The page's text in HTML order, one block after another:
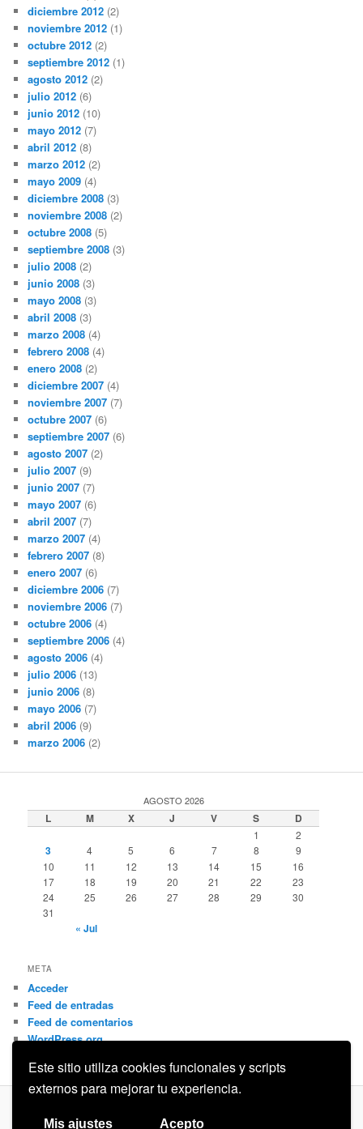
Este sitio utiliza cookies funcionales y scripts
externos para mejorar tu experiencia.
Mis ajustes Acepto
diciembre 2012 (2)
noviembre 2012 (1)
octubre 2012 (2)
septiembre 2012 (1)
agosto 2012 (2)
julio 2012 (6)
junio 2012 (10)
mayo 2012 (7)
abril 2012 (8)
marzo 2012 (2)
mayo 2009 (4)
diciembre 2008 (3)
noviembre 2008 (2)
octubre 2008 (5)
septiembre 2008 (3)
julio 2008 (2)
junio 2008 (3)
mayo 2008 (3)
abril 2008 (3)
marzo 2008 (4)
febrero 2008 (4)
enero 2008 (2)
diciembre 2007 (4)
noviembre 2007 (7)
octubre 2007 (6)
septiembre 2007 (6)
agosto 2007 (2)
julio 2007 (9)
junio 2007 (7)
mayo 2007 (6)
abril 2007 (7)
marzo 2007 (4)
febrero 2007 (8)
enero 2007 (6)
diciembre 2006 (7)
noviembre 2006 (7)
octubre 2006 (4)
septiembre 2006 (4)
agosto 2006 (4)
julio 2006 (13)
junio 2006 (8)
mayo 2006 (7)
abril 2006 (9)
marzo 2006 (2)
AGOSTO 2026
L M X J V S D
1 2
3 4 5 6 7 8
9
10
11 12 13 14 15
16
17
18 19 20 21 22
23
24
25 26 27 28 29
30
31
« Jul
META
Acceder
Feed de entradas
Feed de comentarios
WordPress.org
Privacidad Funciona gracias a WordPress